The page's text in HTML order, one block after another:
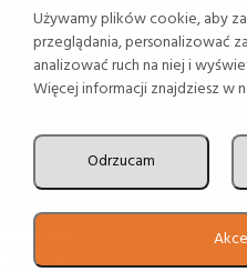
wyceny@wektorns.pl
REGULAMINY
Polityka prywatności
Regulamin
Czas i koszty dostawy
Odroczone terminy
Używamy plików cookie, aby
przeglądania, personalizować
analizować ruch na niej i
Więcej informacji znajdziesz w
Odrzucam